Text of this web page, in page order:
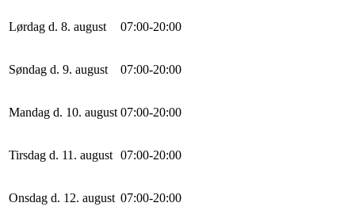
Lørdag d. 8. august 07:00-20:00
Søndag d. 9. august 07:00-20:00
Mandag d. 10. august 07:00-20:00
Tirsdag d. 11. august 07:00-20:00
Onsdag d. 12. august 07:00-20:00